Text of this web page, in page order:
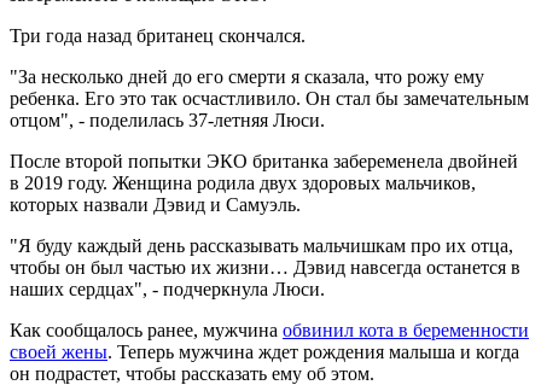
Три года назад британец скончался.
"За несколько дней до его смерти я сказала, что рожу ему
ребенка. Его это так осчастливило. Он стал бы замечательным
отцом", - поделилась 37-летняя Люси.
После второй попытки ЭКО британка забеременела двойней
в 2019 году. Женщина родила двух здоровых мальчиков,
которых назвали Дэвид и Самуэль.
"Я буду каждый день рассказывать мальчишкам про их отца,
чтобы он был частью их жизни… Дэвид навсегда останется в
наших сердцах", - подчеркнула Люси.
Как сообщалось ранее, мужчина обвинил кота в беременности
своей жены. Теперь мужчина ждет рождения малыша и когда
он подрастет, чтобы рассказать ему об этом.